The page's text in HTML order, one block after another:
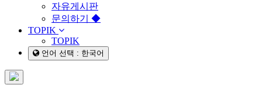
자유게시판
문의하기 ◆
TOPIK
TOPIK
언어 선택 : 한국어